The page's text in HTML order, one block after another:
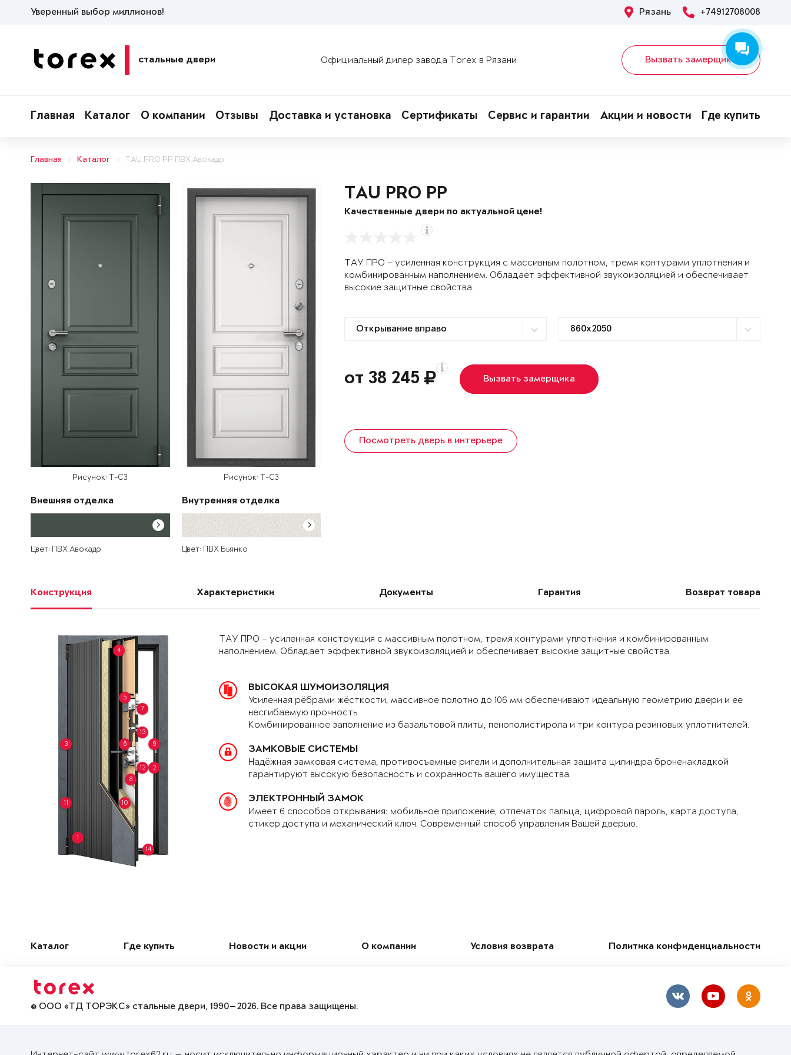
Уверенный выбор миллионов! Рязань +74912708008
стальные двери Официальный дилер завода Torex в Рязани Вызвать замерщика
Главная Каталог О компании Отзывы Доставка и установка Сертификаты Сервис и гарантии Акции и новости Где купить
Главная Каталог TAU PRO PP ПВХ Авокадо
Рисунок: T-C3
Внешняя отделка
Цвет: ПВХ Авокадо
Рисунок: T-C3
Внутренняя отделка
Цвет: ПВХ Бьянко
TAU PRO PP
Качественные двери по актуальной цене!
ТАУ ПРО – усиленная конструкция с массивным полотном, тремя контурами уплотнения и
комбинированным наполнением. Обладает эффективной звукоизоляцией и обеспечивает
высокие защитные свойства.
от 38 245 Вызвать замерщика
Посмотреть дверь в интерьере
Конструкция Характеристики Документы Гарантия Возврат товара
1
2
3
4
5
6
7
8
9
10
11
12
13
14
ТАУ ПРО – усиленная конструкция с массивным полотном, тремя контурами уплотнения и комбинированным
наполнением. Обладает эффективной звукоизоляцией и обеспечивает высокие защитные свойства.
ВЫСОКАЯ ШУМОИЗОЛЯЦИЯ
Усиленная рёбрами жёсткости, массивное полотно до 106 мм обеспечивают идеальную геометрию двери и ее
несгибаемую прочность.
Комбинированное заполнение из базальтовой плиты, пенополистирола и три контура резиновых уплотнителей.
ЗАМКОВЫЕ СИСТЕМЫ
Надёжная замковая система, противосъемные ригели и дополнительная защита цилиндра броненакладкой
гарантируют высокую безопасность и сохранность вашего имущества.
ЭЛЕКТРОННЫЙ ЗАМОК
Имеет 6 способов открывания: мобильное приложение, отпечаток пальца, цифровой пароль, карта доступа,
стикер доступа и механический ключ. Современный способ управления Вашей дверью.
Каталог Где купить Новости и акции О компании Условия возврата Политика конфиденциальности
© ООО «ТД ТОРЭКС» стальные двери, 1990—2026. Все права защищены.